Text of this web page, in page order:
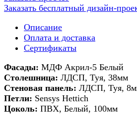
Заказать бесплатный дизайн-
Описание
Оплата и доставка
Сертификаты
Фасады: МДФ Акрил-5 Белый
Столешница: ЛДСП, Туя, 38мм
Стеновая панель: ЛДСП, Туя,
Петли: Sensys Hettich
Цоколь: ПВХ, Белый, 100мм